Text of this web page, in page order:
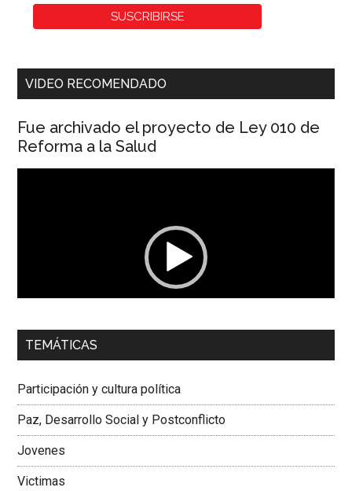
VIDEO RECOMENDADO
Fue archivado el proyecto de Ley 010 de
Reforma a la Salud
00:00 01:04
Dra. Carolina Corcho Mejía,Presidenta Corporación
Colombiana
TEMÁTICAS
Participación y cultura política
Paz, Desarrollo Social y Postconflicto
Jovenes
Victimas